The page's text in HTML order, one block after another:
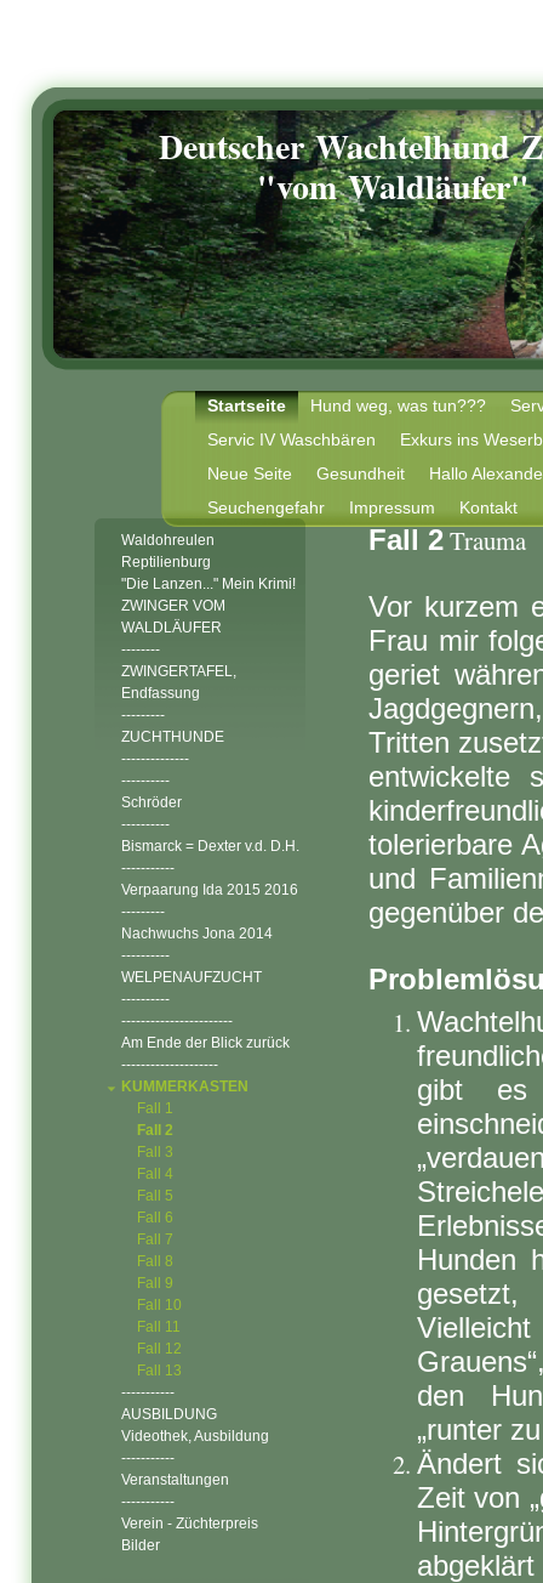
Deutscher Wachtelhund
"vom Waldläufer"
Startseite Hund weg, was tun???
Servic IV Waschbären
Exkurs ins
Neue Seite
Gesundheit
Hallo
Seuchengefahr
Impressum Kontakt
Fall 2Trauma
Vor kurzem
Frau mir
geriet
Tritten
entwickelte
tolerierbare
und
gegenüber
gibt es
Hunden
gesetzt,
den
„runter
Ändert
Zeit von
Waldohreulen
Reptilienburg
"Die Lanzen..." Mein Krimi!
ZWINGER VOM
WALDLÄUFER
--------
ZWINGERTAFEL,
Endfassung
---------
ZUCHTHUNDE
--------------
----------
Schröder
----------
Bismarck = Dexter v.d. D.H.
-----------
Verpaarung Ida 2015 2016
---------
Nachwuchs Jona 2014
----------
WELPENAUFZUCHT
----------
-----------------------
Am Ende der Blick zurück
--------------------
KUMMERKASTEN
Fall 1
Fall 2
Fall 3
Fall 4
Fall 5
Fall 6
Fall 7
Fall 8
Fall 9
Fall 10
Fall 11
Fall 12
Fall 13
-----------
AUSBILDUNG
Videothek, Ausbildung
-----------
Veranstaltungen
-----------
Verein - Züchterpreis
Bilder